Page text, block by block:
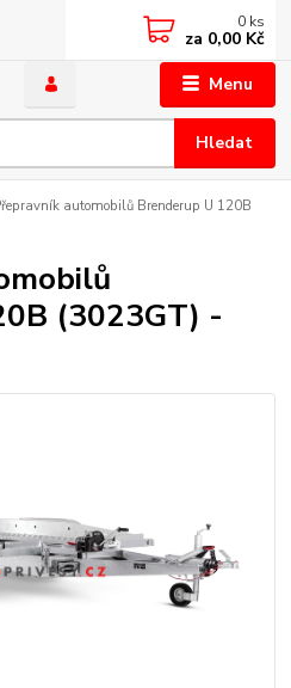
Menu
Hledat
0 ks
za 0,00 Kč
automobilů Brenderup U 120B
(3023GT) -